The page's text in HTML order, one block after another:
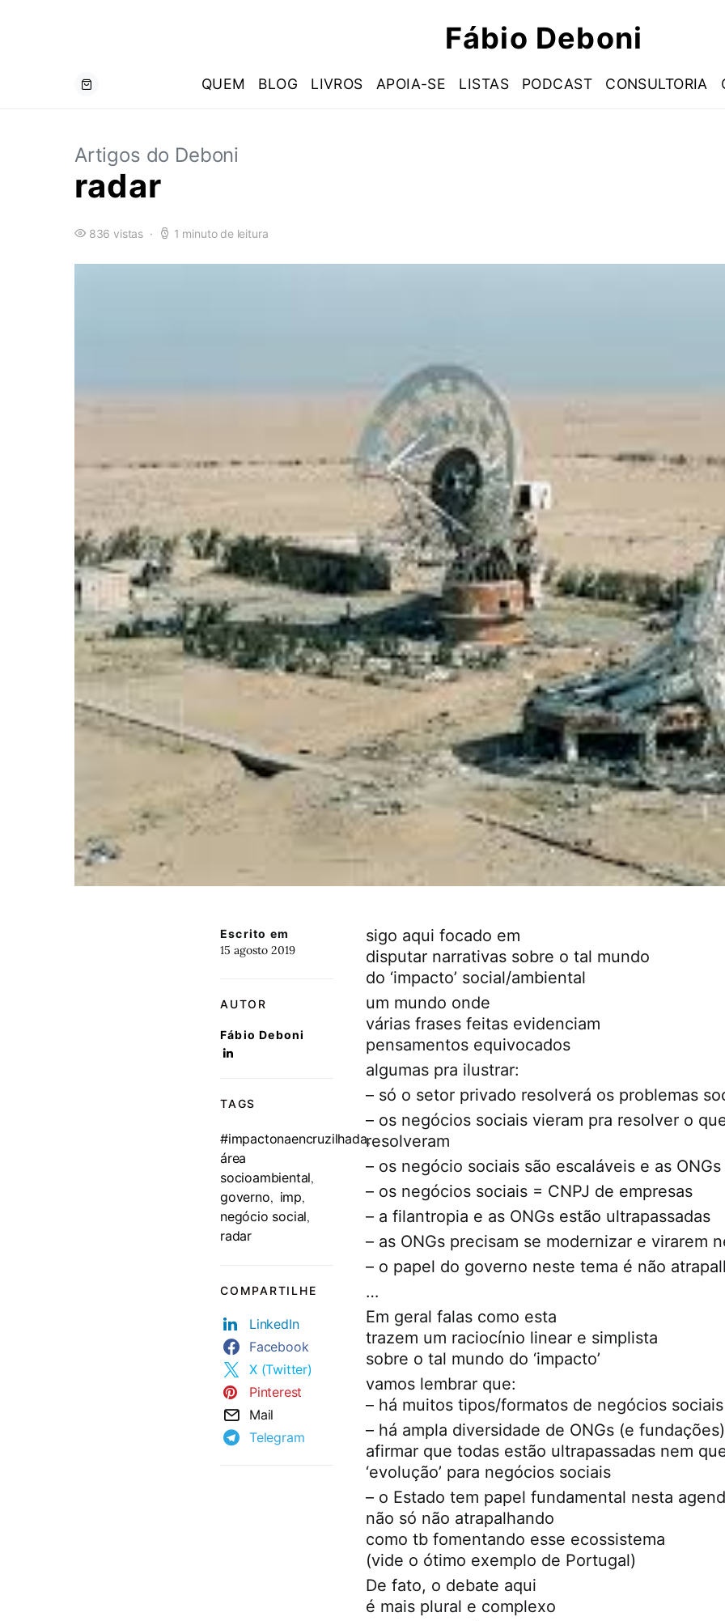
Fábio Deboni
QUEM BLOG LIVROS APOIA-SE LISTAS PODCAST CONSULTORIA
Artigos do Deboni
radar
836 vistas 1 minuto de leitura
Escrito em
15 agosto 2019
AUTOR
Fábio Deboni
TAGS
#impactonaencruzilhada,
área
socioambiental,
governo, imp,
negócio social,
radar
COMPARTILHE
LinkedIn
Facebook
X (Twitter)
Pinterest
Mail
Telegram
sigo aqui focado em
disputar narrativas sobre o tal mundo
do ‘impacto’ social/ambiental
um mundo onde
várias frases feitas evidenciam
pensamentos equivocados
algumas pra ilustrar:
– só o setor privado resolverá os problemas
– os negócios sociais vieram pra resolver o
resolveram
– os negócio sociais são escaláveis e as ONGs
– os negócios sociais = CNPJ de empresas
– a filantropia e as ONGs estão ultrapassadas
– as ONGs precisam se modernizar e virarem
– o papel do governo neste tema é não
…
Em geral falas como esta
trazem um raciocínio linear e simplista
sobre o tal mundo do ‘impacto’
vamos lembrar que:
– há muitos tipos/formatos de negócios sociais
– há ampla diversidade de ONGs (e
afirmar que todas estão ultrapassadas nem
‘evolução’ para negócios sociais
– o Estado tem papel fundamental nesta
não só não atrapalhando
como tb fomentando esse ecossistema
(vide o ótimo exemplo de Portugal)
De fato, o debate aqui
é mais plural e complexo